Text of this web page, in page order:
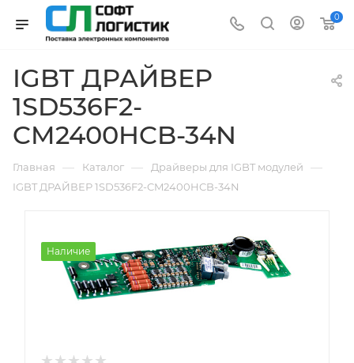
0
IGBT ДРАЙВЕР
1SD536F2-
CM2400HCB-34N
Главная — Каталог — Драйверы для IGBT модулей —
IGBT ДРАЙВЕР 1SD536F2-CM2400HCB-34N
Наличие